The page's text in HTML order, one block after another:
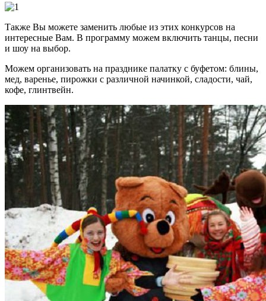
Также Вы можете заменить любые из этих конкурсов на
интересные Вам. В программу можем включить танцы, песни
и шоу на выбор.
Можем организовать на празднике палатку с буфетом: блины,
мед, варенье, пирожки с различной начинкой, сладости, чай,
кофе, глинтвейн.